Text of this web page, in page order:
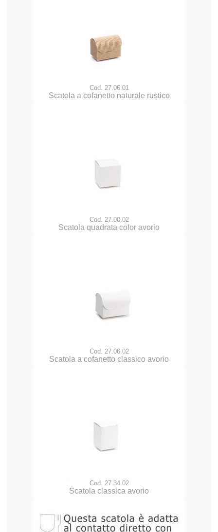
Cod. 27.06.01
Scatola a cofanetto naturale rustico
Cod. 27.00.02
Scatola quadrata color avorio
Cod. 27.06.02
Scatola a cofanetto classico avorio
Cod. 27.34.02
Scatola classica avorio